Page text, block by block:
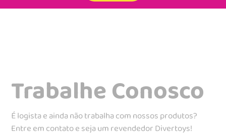
Trabalhe Conosco
É logista e ainda não trabalha com nossos produtos?
Entre em contato e seja um revendedor Divertoys!